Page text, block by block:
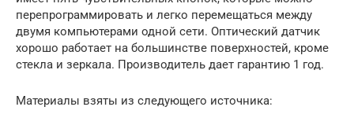
перепрограммировать и легко перемещаться между
двумя компьютерами одной сети. Оптический датчик
хорошо работает на большинстве поверхностей, кроме
стекла и зеркала. Производитель дает гарантию 1 год.
Материалы взяты из следующего источника: